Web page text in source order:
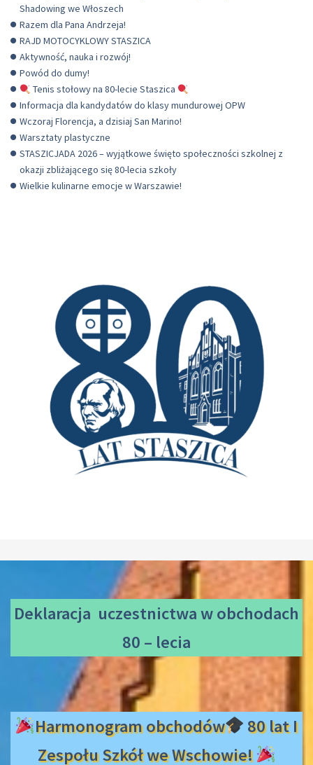
Shadowing we Włoszech
Razem dla Pana Andrzeja!
RAJD MOTOCYKLOWY STASZICA
Aktywność, nauka i rozwój!
Powód do dumy!
Tenis stołowy na 80-lecie Staszica
Informacja dla kandydatów do klasy mundurowej OPW
Wczoraj Florencja, a dzisiaj San Marino!
Warsztaty plastyczne
STASZICJADA 2026 – wyjątkowe święto społeczności szkolnej z
okazji zbliżającego się 80-lecia szkoły
Wielkie kulinarne emocje w Warszawie!
Deklaracja uczestnictwaw obchodach
80 – lecia
Harmonogram obchodów
80 lat I
Zespołu Szkół we Wschowie!